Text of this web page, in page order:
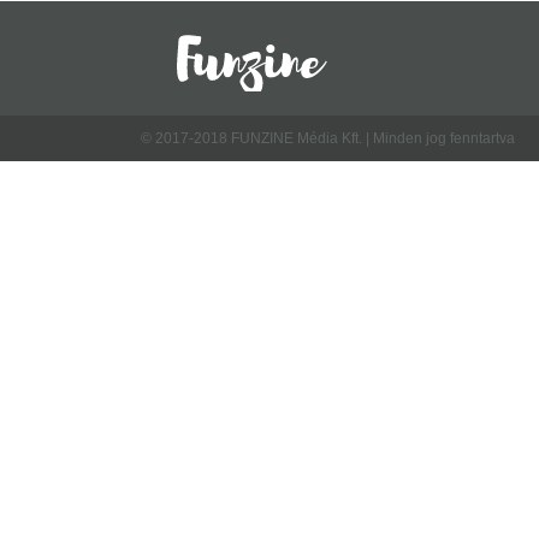
© 2017-2018 FUNZINE Média Kft. | Minden jog fenntartva